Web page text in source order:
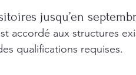
jusqu’en
accordé aux structures
qualifications requises.